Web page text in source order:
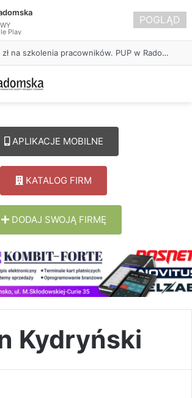
Około 90 tys. zł na szkolenia pracowników. PUP w Radomsku ogłasza nabór wniosków
APLIKACJE MOBILNE
KATALOG FIRM
DODAJ SWOJĄ FIRMĘ
Kydryński
Play
POGLĄD